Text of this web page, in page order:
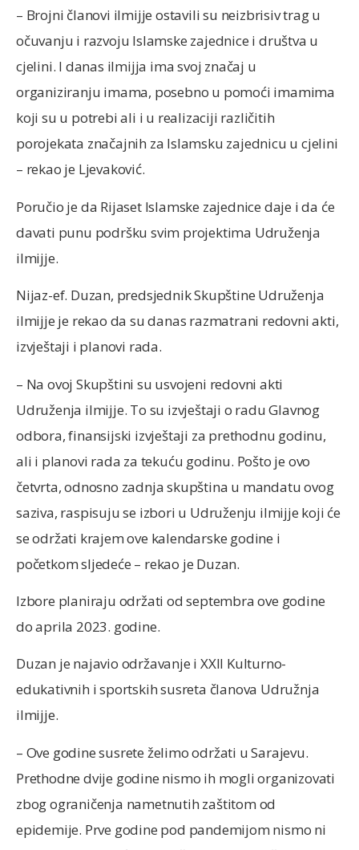
– Brojni članovi ilmijje ostavili su neizbrisiv trag u
očuvanju i razvoju Islamske zajednice i društva u
cjelini. I danas ilmijja ima svoj značaj u
organiziranju imama, posebno u pomoći imamima
koji su u potrebi ali i u realizaciji različitih
porojekata značajnih za Islamsku zajednicu u cjelini
– rekao je Ljevaković.
Poručio je da Rijaset Islamske zajednice daje i da će
davati punu podršku svim projektima Udruženja
ilmijje.
Nijaz-ef. Duzan, predsjednik Skupštine Udruženja
ilmijje je rekao da su danas razmatrani redovni akti,
izvještaji i planovi rada.
– Na ovoj Skupštini su usvojeni redovni akti
Udruženja ilmijje. To su izvještaji o radu Glavnog
odbora, finansijski izvještaji za prethodnu godinu,
ali i planovi rada za tekuću godinu. Pošto je ovo
četvrta, odnosno zadnja skupština u mandatu ovog
saziva, raspisuju se izbori u Udruženju ilmijje koji će
se održati krajem ove kalendarske godine i
početkom sljedeće – rekao je Duzan.
Izbore planiraju održati od septembra ove godine
do aprila 2023. godine.
Duzan je najavio održavanje i XXII Kulturno-
edukativnih i sportskih susreta članova Udružnja
ilmijje.
– Ove godine susrete želimo održati u Sarajevu.
Prethodne dvije godine nismo ih mogli organizovati
zbog ograničenja nametnutih zaštitom od
epidemije. Prve godine pod pandemijom nismo ni